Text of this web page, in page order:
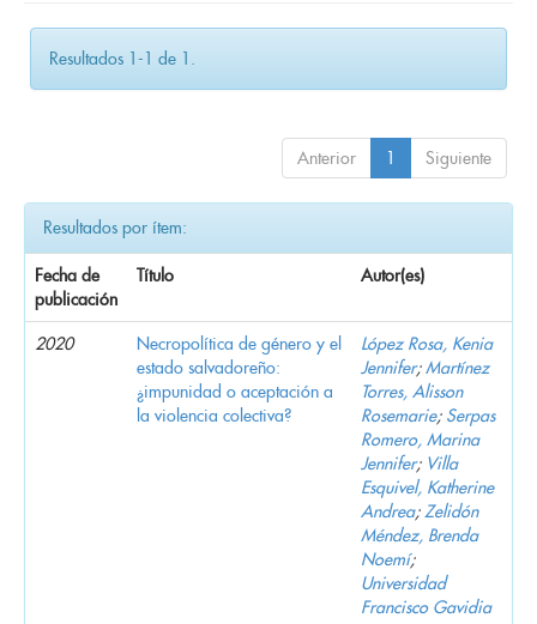
Resultados 1-1 de 1.
Anterior 1 Siguiente
Resultados por ítem:
Fecha de
publicación
Título Autor(es)
2020
Necropolítica de género y el
estado salvadoreño:
¿impunidad o aceptación a
la violencia colectiva?
López Rosa, Kenia
Jennifer;Martínez
Torres, Alisson
Rosemarie; Serpas
Romero, Marina
Jennifer; Villa
Esquivel, Katherine
Andrea; Zelidón
Méndez, Brenda
Noemí;
Universidad
Francisco Gavidia